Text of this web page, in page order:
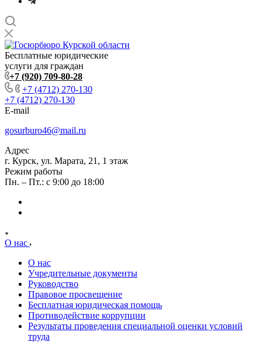
Бесплатные юридические
услуги для граждан
+7 (920) 709-80-28
+7 (4712) 270-130
+7 (4712) 270-130
E-mail
gosurburo46@mail.ru
Адрес
г. Курск, ул. Марата, 21, 1 этаж
Режим работы
Пн. – Пт.: с 9:00 до 18:00
О нас
О нас
Учредительные документы
Руководство
Правовое просвещение
Бесплатная юридическая помощь
Противодействие коррупции
Результаты проведения специальной оценки условий
труда